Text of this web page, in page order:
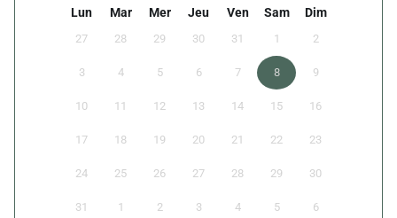
Lun Mar Mer Jeu Ven Sam Dim
27 28 29 30 31 1 2
3 4 5 6 7 8 9
10 11 12 13 14 15 16
17 18 19 20 21 22 23
24 25 26 27 28 29 30
31 1 2 3 4 5 6